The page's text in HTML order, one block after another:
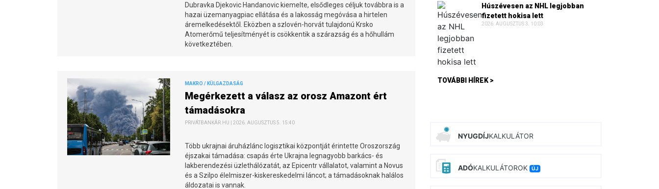
Dubravka Djekovic Handanovic kiemelte, elsődleges céljuk továbbra is a
hazai üzemanyagpiac ellátása és a lakosság megóvása a hirtelen
áremelkedésektől. Eközben a szlovén-horvát tulajdonú Krsko
Atomerőmű teljesítményét is csökkentik a szárazság és a hőhullám
következtében.
MAKRO / KÜLGAZDASÁG
Megérkezett a válasz az orosz Amazont ért
támadásokra
PRIVÁTBANKÁR.HU | 2026. AUGUSZTUS 5. 15:40
Több ukrajnai áruházlánc logisztikai központját érintette Oroszország
éjszakai támadása: csapás érte Ukrajna legnagyobb barkács- és
lakberendezési üzlethálózatát, az Epicentr vállalatot, valamint a Novus
és a Szilpo élelmiszer-kiskereskedelmi láncot; a támadásoknak halálos
áldozatai is vannak.
Húszévesen az NHL legjobban
fizetett hokisa lett
2026. AUGUSZTUS 3. 10:03
TOVÁBBI HÍREK >
NYUGDÍJKALKULÁTOR
ADÓKALKULÁTOROK ÚJ